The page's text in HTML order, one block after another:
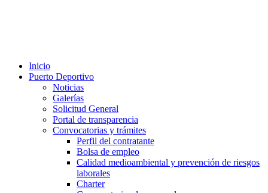
Inicio
Puerto Deportivo
Noticias
Galerías
Solicitud General
Portal de transparencia
Convocatorias y trámites
Perfil del contratante
Bolsa de empleo
Calidad medioambiental y prevención de riesgos
laborales
Charter